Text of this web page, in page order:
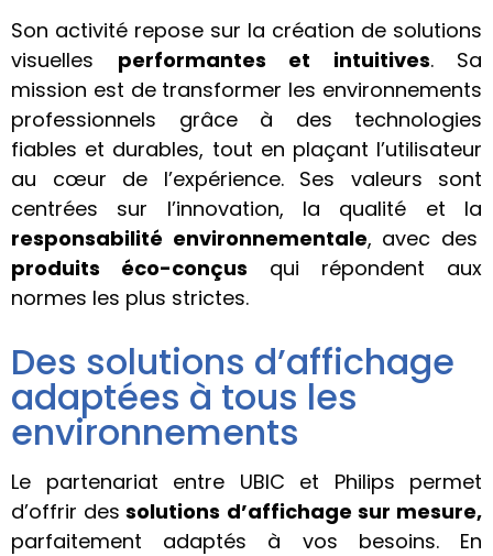
Son activité repose sur la création de solutions
visuelles performantes et intuitives. Sa
mission est de transformer les environnements
professionnels grâce à des technologies
fiables et durables, tout en plaçant l’utilisateur
au cœur de l’expérience. Ses valeurs sont
centrées sur l’innovation, la qualité et la
responsabilité environnementale, avec des
produits éco-conçus qui répondent aux
normes les plus strictes.
Des solutions d’affichage
adaptées à tous les
environnements
Le partenariat entre UBIC et Philips permet
d’offrir des solutions d’affichage sur mesure,
parfaitement adaptés à vos besoins. En